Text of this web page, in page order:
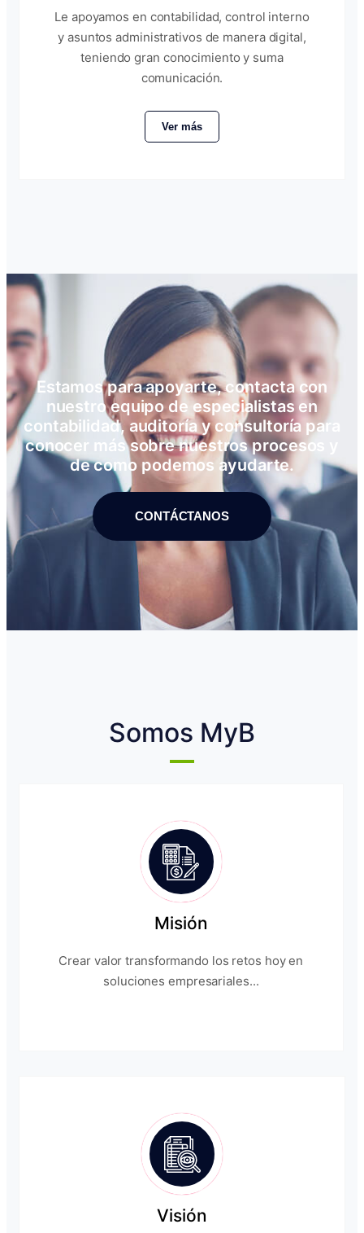
Le apoyamos en contabilidad, control interno
y asuntos administrativos de manera digital,
teniendo gran conocimiento y suma
comunicación.
Ver más
Estamos para apoyarte, contacta con
nuestro equipo de especialistas en
contabilidad, auditoría y consultoría para
conocer más sobre nuestros procesos y
de como podemos ayudarte.
CONTÁCTANOS
Somos MyB
Misión
Crear valor transformando los retos hoy en
soluciones empresariales...
Visión